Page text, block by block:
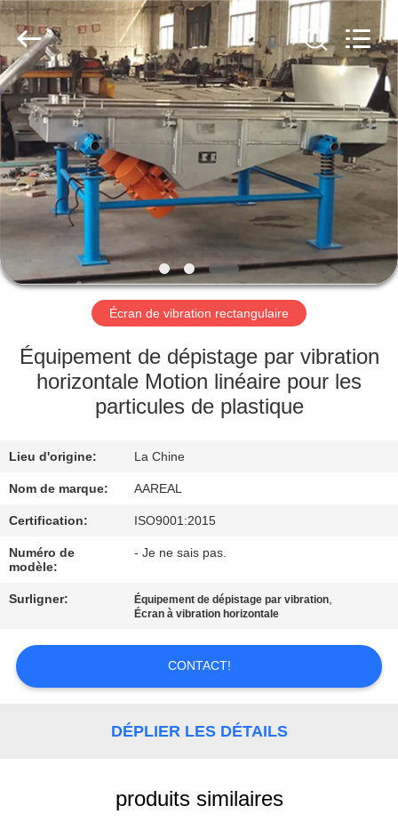
À
LA
MAISON
PRODUITS
À
PROPOS
NOUS
L'USINE
CONTRÔLE
DE
QUALITÉ
NOUS
CONTACTER
2026
Xinxiang
AAREAL
Machine
Co.,Ltd.
All
Rights
Reserved.
Écran de vibration rectangulaire
Équipement de dépistage par vibration
horizontale Motion linéaire pour les
particules de plastique
Lieu d'origine: La Chine
Nom de marque: AAREAL
Certification: ISO9001:2015
Numéro de
modèle:
- Je ne sais pas.
Surligner: Équipement de dépistage par vibration,
Écran à vibration horizontale
CONTACT!
DÉPLIER LES DÉTAILS
produits similaires